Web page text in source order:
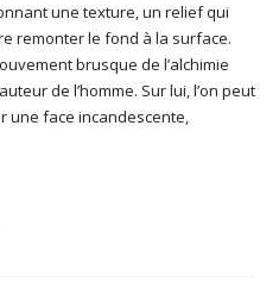
une texture, un relief qui
remonter le fond à la surface.
brusque de l’alchimie
de l’homme. Sur lui, l’on peut
une face incandescente,